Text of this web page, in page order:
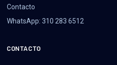
Contacto
WhatsApp: 310 283 6512
CONTACTO